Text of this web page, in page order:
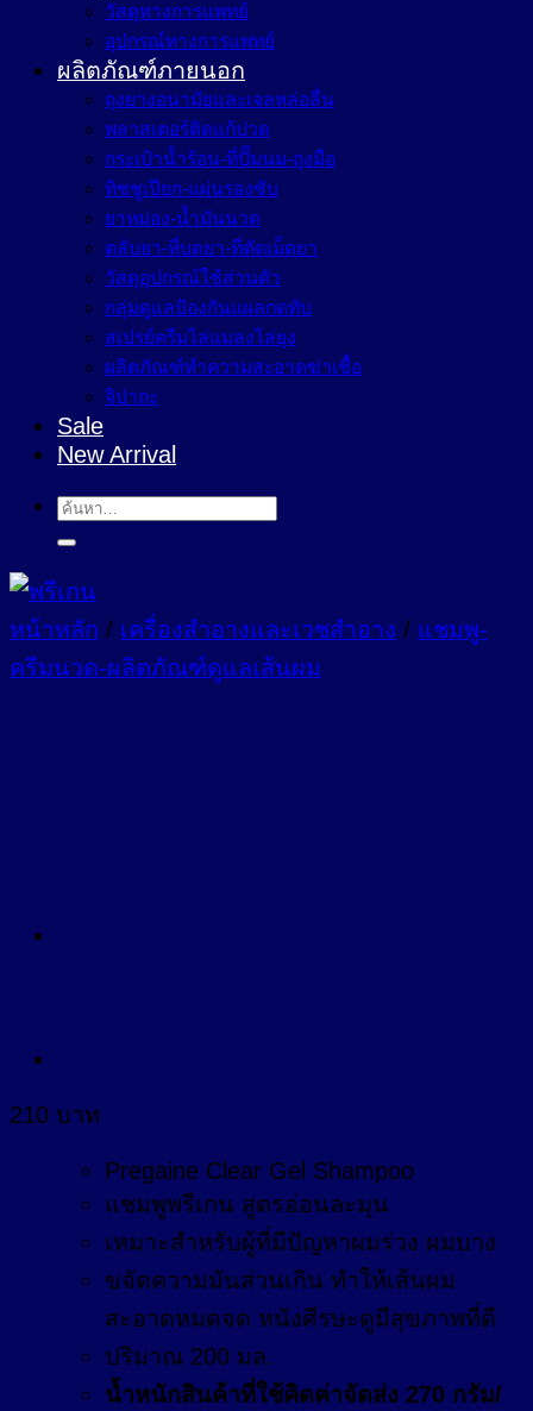
วัสดุทางการแพทย์
อุปกรณ์ทางการแพทย์
ผลิตภัณฑ์ภายนอก
ถุงยางอนามัยและเจลหล่อลื่น
พลาสเตอร์ติดแก้ปวด
กระเป๋าน้ำร้อน-ที่ปั๊มนม-ถุงมือ
ทิชชูเปียก-แผ่นรองซับ
ยาหม่อง-น้ำมันนวด
ตลับยา-ที่บดยา-ที่ตัดเม็ดยา
วัสดุอุปกรณ์ใช้ส่วนตัว
กลุ่มดูแลป้องกันแผลกดทับ
สเปรย์ครีมไล่แมลงไล่ยุง
ผลิตภัณฑ์ทำความสะอาดฆ่าเชื้อ
จิปาถะ
Sale
New Arrival
ค้นหา:
หน้าหลัก / เครื่องสำอางและเวชสำอาง / แชมพู-
ครีมนวด-ผลิตภัณฑ์ดูแลเส้นผม
210 บาท
Pregaine Clear Gel Shampoo
แชมพูพรีเกน สูตรอ่อนละมุน
เหมาะสำหรับผู้ที่มีปัญหาผมร่วง ผมบาง
ขจัดความมันส่วนเกิน ทำให้เส้นผม
สะอาดหมดจด หนังศีรษะดูมีสุขภาพที่ดี
ปริมาณ 200 มล.
น้ำหนักสินค้าที่ใช้คิดค่าจัดส่ง 270 กรัม/